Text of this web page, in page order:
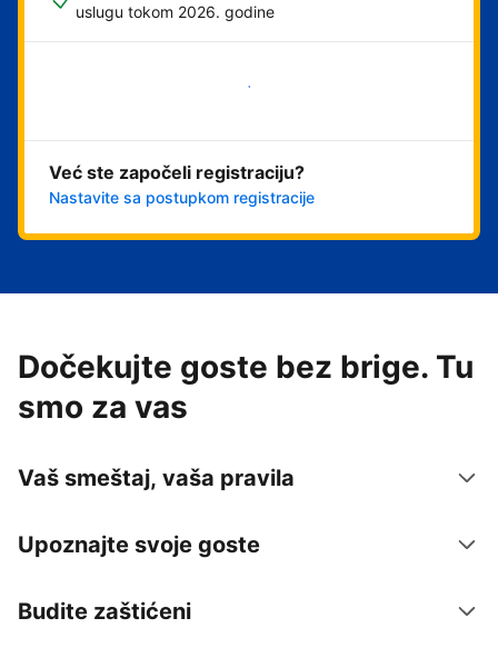
uslugu tokom 2026. godine
Počnite odmah
Već ste započeli registraciju?
Nastavite sa postupkom registracije
Dočekujte goste bez brige. Tu
smo za vas
Vaš smeštaj, vaša pravila
Upoznajte svoje goste
Budite zaštićeni